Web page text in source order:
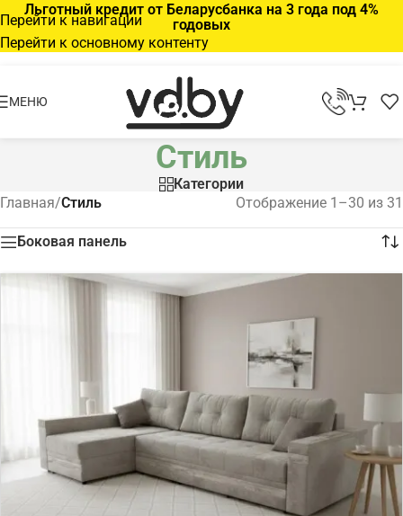
Перейти к навигации
Перейти к основному контенту
Льготный кредит от Беларусбанка на 3 года под 4%
годовых
МЕНЮ
Стиль
Категории
Главная/Стиль Отображение 1–30 из 31
Боковая панель